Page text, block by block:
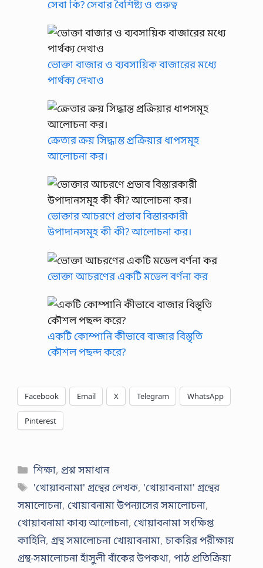
সেবা কি? সেবার বৈশিষ্ট্য ও গুরুত্ব
ভোক্তা বাজার ও ব্যবসায়িক বাজারের মধ্যে
পার্থক্য দেখাও
ক্রেতার ক্রয় সিদ্ধান্ত প্রক্রিয়ার ধাপসমূহ
আলোচনা কর।
ভোক্তার আচরণে প্রভাব বিস্তারকারী
উপাদানসমূহ কী কী? আলোচনা কর।
ভোক্তা আচরণের একটি মডেল বর্ণনা কর
একটি কোম্পানি কীভাবে বাজার বিস্তৃতি
কৌশল পছন্দ করে?
Facebook Email X Telegram WhatsApp
Pinterest
Categories
শিক্ষা,প্রশ্ন সমাধান
Tags
'খোয়াবনামা' গ্রন্থের লেখক, 'খোয়াবনামা' গ্রন্থের
সমালোচনা, খোয়াবনামা উপন্যাসের সমালোচনা,
খোয়াবনামা কাব্য আলোচনা, খোয়াবনামা সংক্ষিপ্ত
কাহিনি, গ্রন্থ সমালোচনা খোয়াবনামা,চাকরির পরীক্ষায়
গ্রন্থ-সমালোচনা হাঁসুলী বাঁকের উপকথা, পাঠ প্রতিক্রিয়া